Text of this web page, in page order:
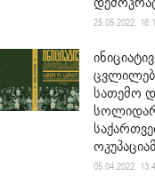
25.05.2022.
სათემო
05.04.2022.